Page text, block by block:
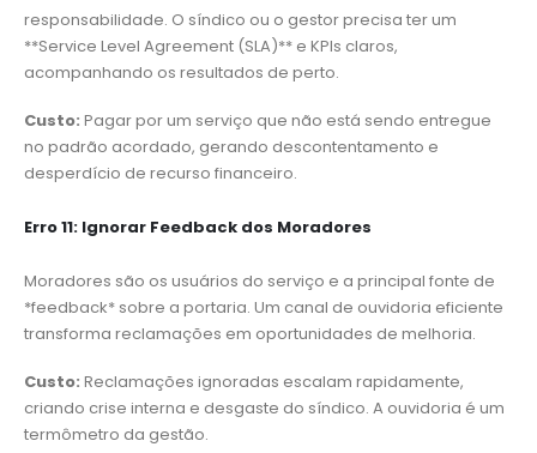
responsabilidade. O síndico ou o gestor precisa ter um
**Service Level Agreement (SLA)** e KPIs claros,
acompanhando os resultados de perto.
Custo: Pagar por um serviço que não está sendo entregue
no padrão acordado, gerando descontentamento e
desperdício de recurso financeiro.
Erro 11: Ignorar Feedback dos Moradores
Moradores são os usuários do serviço e a principal fonte de
*feedback* sobre a portaria. Um canal de ouvidoria eficiente
transforma reclamações em oportunidades de melhoria.
Custo: Reclamações ignoradas escalam rapidamente,
criando crise interna e desgaste do síndico. A ouvidoria é um
termômetro da gestão.